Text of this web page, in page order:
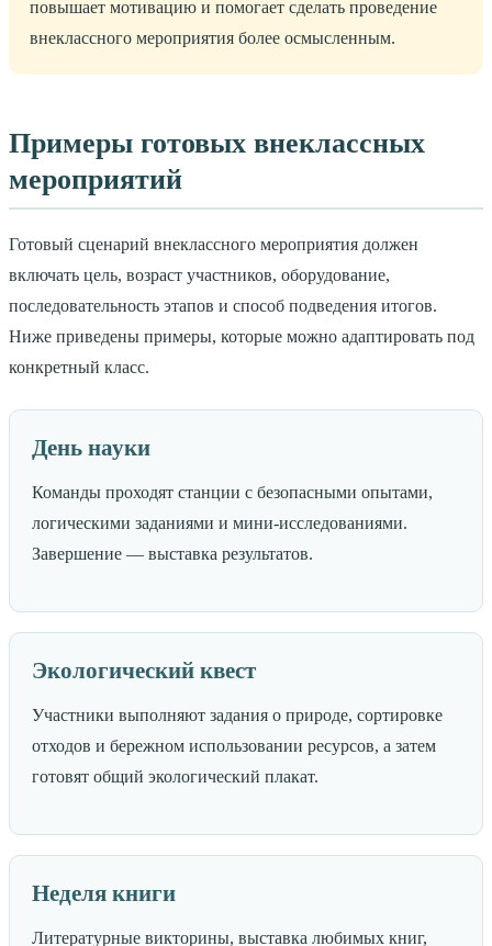
повышает мотивацию и помогает сделать проведение
внеклассного мероприятия более осмысленным.
Примеры готовых внеклассных
мероприятий
Готовый сценарий внеклассного мероприятия должен
включать цель, возраст участников, оборудование,
последовательность этапов и способ подведения итогов.
Ниже приведены примеры, которые можно адаптировать под
конкретный класс.
День науки
Команды проходят станции с безопасными опытами,
логическими заданиями и мини-исследованиями.
Завершение — выставка результатов.
Экологический квест
Участники выполняют задания о природе, сортировке
отходов и бережном использовании ресурсов, а затем
готовят общий экологический плакат.
Неделя книги
Литературные викторины, выставка любимых книг,